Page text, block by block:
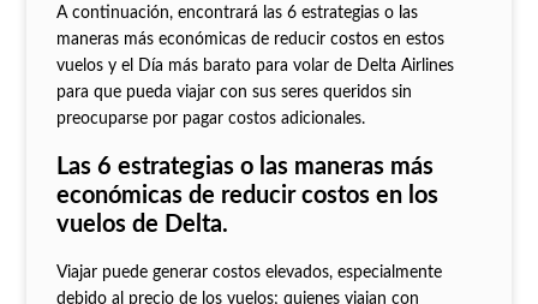
A continuación, encontrará las 6 estrategias o las
maneras más económicas de reducir costos en estos
vuelos y el Día más barato para volar de Delta Airlines
para que pueda viajar con sus seres queridos sin
preocuparse por pagar costos adicionales.
Las 6 estrategias o las maneras más
económicas de reducir costos en los
vuelos de Delta.
Viajar puede generar costos elevados, especialmente
debido al precio de los vuelos; quienes viajan con